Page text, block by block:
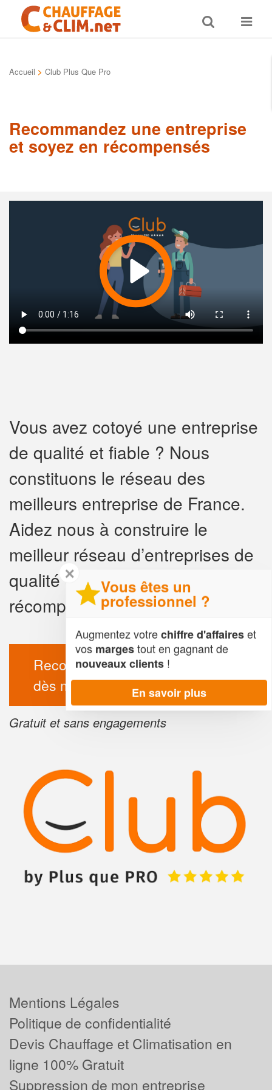
Toggle
search
Toggle
Accueil > Club Plus Que Pro
Recommandez une entreprise
et soyez en récompensés
Vous avez cotoyé une entreprise
de qualité et fiable ? Nous
constituons le réseau des
meilleurs entreprise de France.
Aidez nous à construire le
meilleur réseau d’entreprises de
qualité et soyez en
récompensés.
Recommander une entreprise
dès maintenant
Gratuit et sans engagements
✕
Vous êtes un
professionnel ?
Augmentez votrechiffre d'affaireset
vos margestout en gagnant de
nouveaux clients !
En savoir plus
Mentions Légales
Politique de confidentialité
Devis Chauffage et Climatisation en
ligne 100% Gratuit
Suppression de mon entreprise